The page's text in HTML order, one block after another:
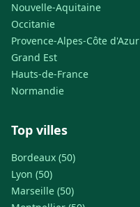
Nouvelle-Aquitaine
Occitanie
Provence-Alpes-Côte d'Azur
Grand Est
Hauts-de-France
Normandie
Top villes
Bordeaux (50)
Lyon (50)
Marseille (50)